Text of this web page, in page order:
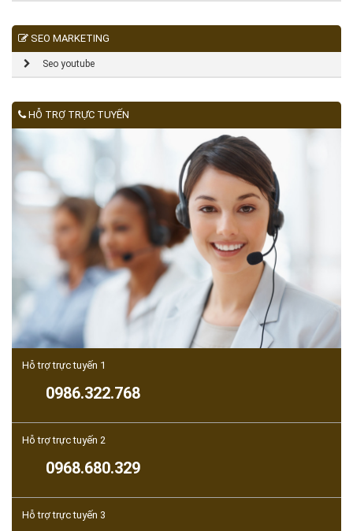
SEO MARKETING
Seo youtube
HỖ TRỢ TRỰC TUYẾN
Hỗ trợ trực tuyến 1
0986.322.768
Hỗ trợ trực tuyến 2
0968.680.329
Hỗ trợ trực tuyến 3